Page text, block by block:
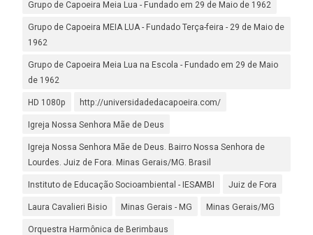
Grupo de Capoeira Meia Lua - Fundado em 29 de Maio de 1962
Grupo de Capoeira MEIA LUA - Fundado Terça-feira - 29 de Maio de
1962
Grupo de Capoeira Meia Lua na Escola - Fundado em 29 de Maio
de 1962
HD 1080p http://universidadedacapoeira.com/
Igreja Nossa Senhora Mãe de Deus
Igreja Nossa Senhora Mãe de Deus. Bairro Nossa Senhora de
Lourdes. Juiz de Fora. Minas Gerais/MG. Brasil
Instituto de Educação Socioambiental - IESAMBI Juiz de Fora
Laura Cavalieri Bisio Minas Gerais - MG Minas Gerais/MG
Orquestra Harmônica de Berimbaus